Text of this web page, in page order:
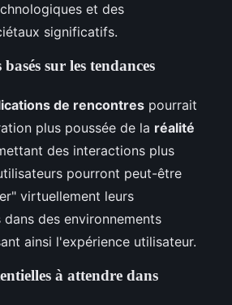
et des
significatifs.
sur les tendances
de rencontres pourrait
plus poussée de la réalité
des interactions plus
pourront peut-être
virtuellement leurs
des environnements
ainsi l'expérience utilisateur.
à attendre dans